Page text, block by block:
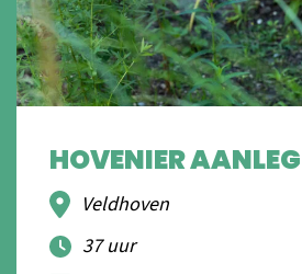
HOVENIER
Veldhoven
37 uur